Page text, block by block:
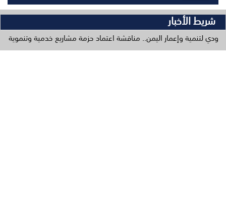
شريط الأخبار
اليمن.. مناقشة اعتماد حزمة مشاريع خدمية وتنموية في ختام ورشة